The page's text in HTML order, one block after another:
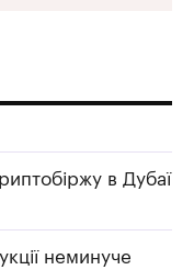
в Дубаї
неминуче